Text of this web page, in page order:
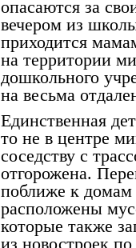
опасаются за
вечером из
приходится
на территории
дошкольного
на весьма
Единственная
то не в центре
соседству с
отгорожена.
поближе к домам
расположены
которые также